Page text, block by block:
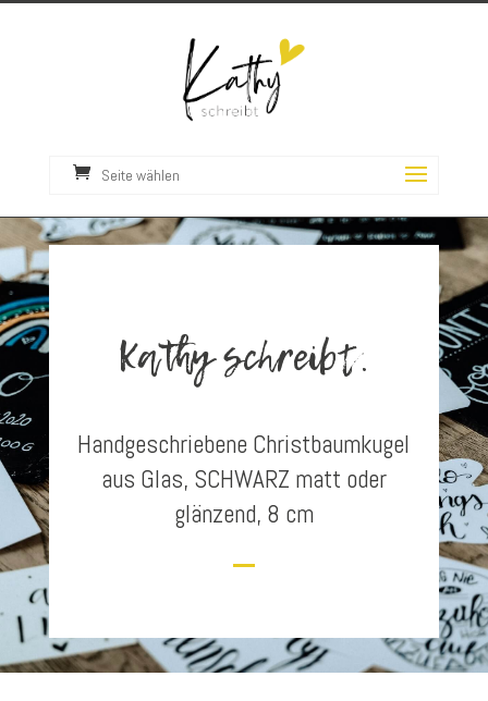
Seite wählen
Kathy schreibt.
Handgeschriebene Christbaumkugel
aus Glas, SCHWARZ matt oder
glänzend, 8 cm